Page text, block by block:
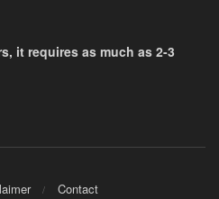
it requires as much as 2-3
Contact